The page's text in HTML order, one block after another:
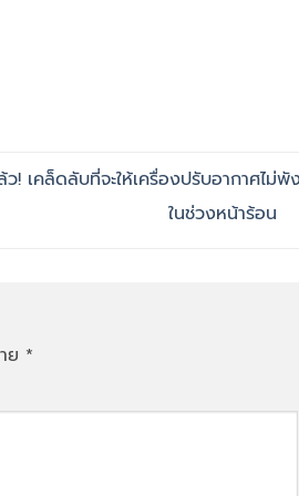
! เคล็ดลับที่จะให้เครื่องปรับอากาศไม่พั
ในช่วงหน้าร้อน
ย *